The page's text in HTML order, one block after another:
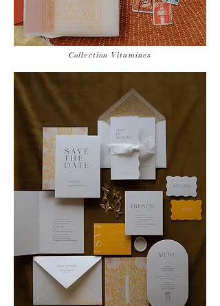
Collection Vitamines